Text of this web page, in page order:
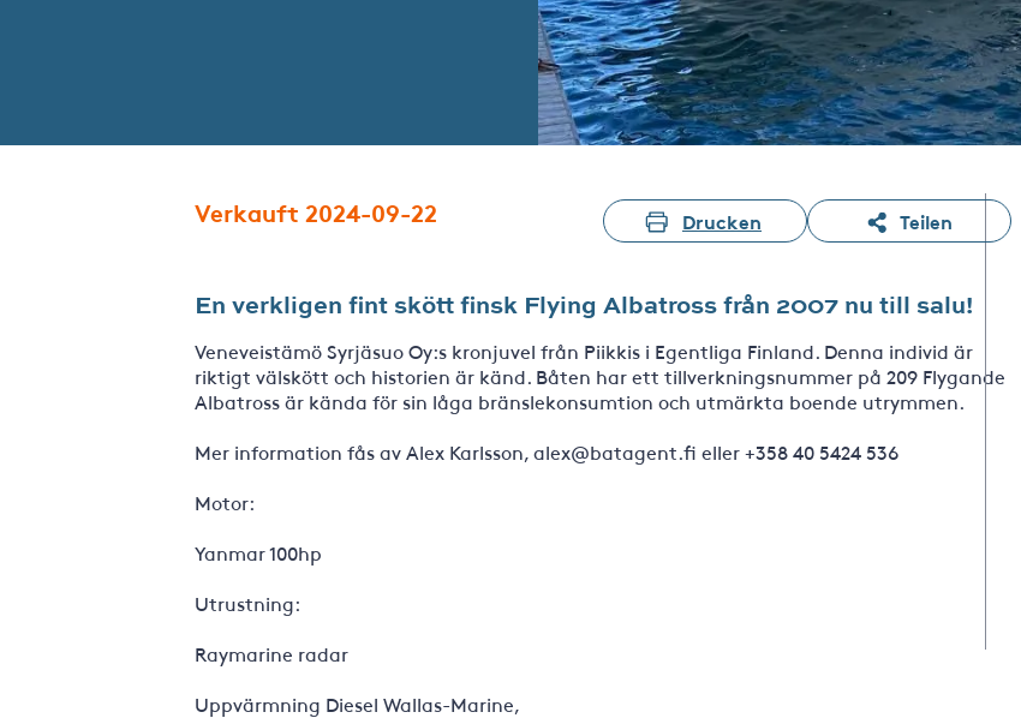
Verkauft 2024-09-22 Drucken Teilen
En verkligen fint skött finsk Flying Albatross från 2007 nu till salu!
Veneveistämö Syrjäsuo Oy:s kronjuvel från Piikkis i Egentliga Finland. Denna individ är
riktigt välskött och historien är känd. Båten har ett tillverkningsnummer på 209 Flygande
Albatross är kända för sin låga bränslekonsumtion och utmärkta boende utrymmen.
Mer information fås av Alex Karlsson, alex@batagent.fi eller +358 40 5424 536
Motor:
Yanmar 100hp
Utrustning:
Raymarine radar
Uppvärmning Diesel Wallas-Marine,